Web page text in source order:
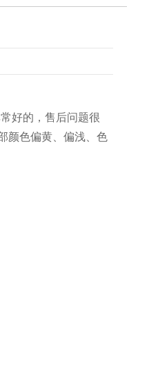
好的，售后问题很
颜色偏黄、偏浅、色